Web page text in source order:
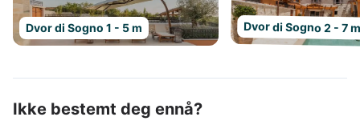
Dvor di Sogno 1 - 5 m Dvor di Sogno 2 - 7
Ikke bestemt deg ennå?